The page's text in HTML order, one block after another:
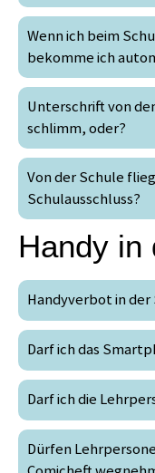
Wenn ich beim
bekomme ich
Unterschrift von
schlimm, oder?
Von der Schule
Schulausschluss?
Handy in
Handyverbot in der
Darf ich das
Darf ich die
Dürfen